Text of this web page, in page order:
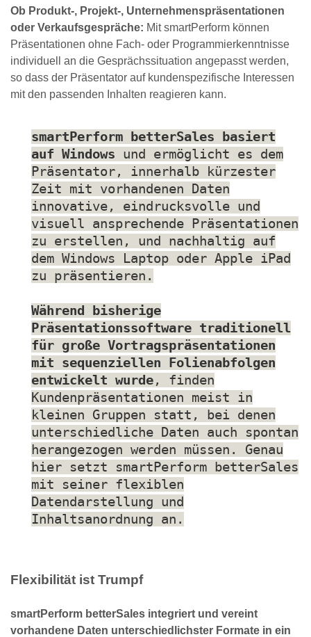
Ob Produkt-, Projekt-, Unternehmenspräsentationen
oder Verkaufsgespräche: Mit smartPerform können
Präsentationen ohne Fach- oder Programmierkenntnisse
individuell an die Gesprächssituation angepasst werden,
so dass der Präsentator auf kundenspezifische Interessen
mit den passenden Inhalten reagieren kann.
smartPerform betterSales basiert
auf Windows und ermöglicht es dem
Präsentator, innerhalb kürzester
Zeit mit vorhandenen Daten
innovative, eindrucksvolle und
visuell ansprechende Präsentationen
zu erstellen, und nachhaltig auf
dem Windows Laptop oder Apple iPad
zu präsentieren.
Während bisherige
Präsentationssoftware traditionell
für große Vortragspräsentationen
mit sequenziellen Folienabfolgen
entwickelt wurde, finden
Kundenpräsentationen meist in
kleinen Gruppen statt, bei denen
unterschiedliche Daten auch spontan
herangezogen werden müssen. Genau
hier setzt smartPerform betterSales
mit seiner flexiblen
Datendarstellung und
Inhaltsanordnung an.
Flexibilität ist Trumpf
smartPerform betterSales integriert und vereint
vorhandene Daten unterschiedlichster Formate in ein